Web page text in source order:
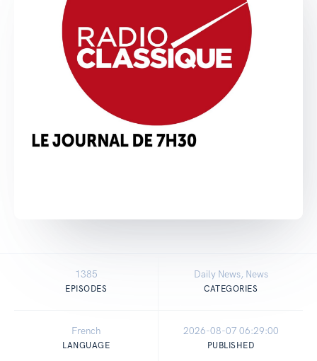
1385
EPISODES
Daily News, News
CATEGORIES
French
LANGUAGE
2026-08-07 06:29:00
PUBLISHED